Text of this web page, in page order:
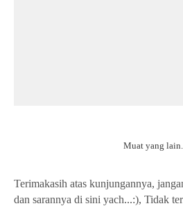
Muat yang lain...
Terimakasih atas kunjungannya,
dan sarannya di sini yach...:), Tidak